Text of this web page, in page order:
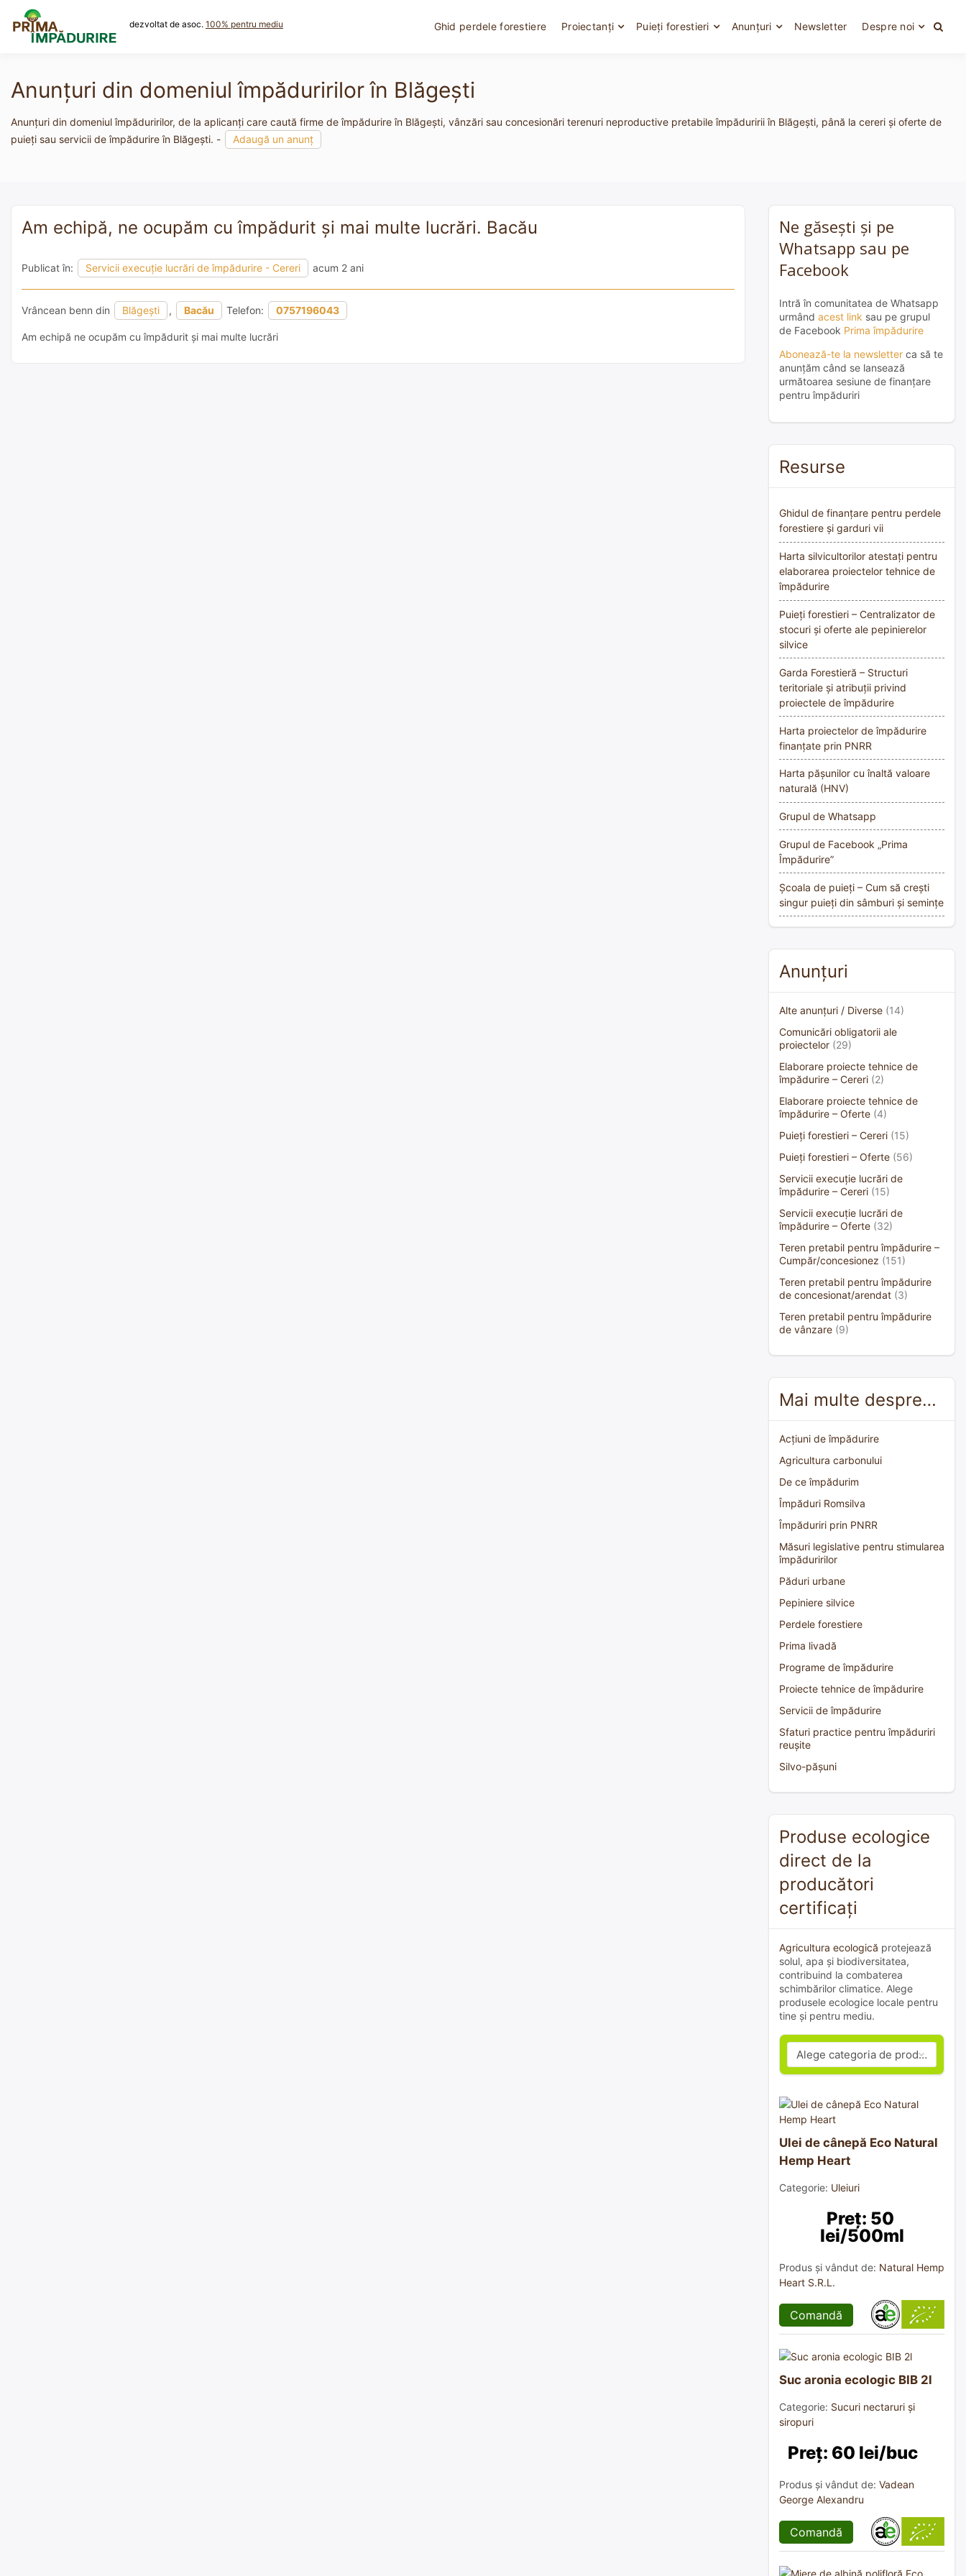
content
dezvoltat de asoc. 100% pentru mediu Ghid perdele forestiere Proiectanți Puieți forestieri Anunțuri Newsletter Despre noi
Anunțuri din domeniul împăduririlor în Blăgești
Anunțuri din domeniul împăduririlor, de la aplicanți care caută firme de împădurire în Blăgești, vânzări sau concesionări terenuri neproductive pretabile împăduririi în Blăgești, până la cereri și oferte de
puieți sau servicii de împădurire în Blăgești. -
Adaugă un anunț
Am echipă, ne ocupăm cu împădurit și mai multe lucrări. Bacău
Publicat în: Servicii execuție lucrări de împădurire - Cereri acum 2 ani
Vrâncean benn din Blăgești , Bacău Telefon: 0757196043
Am echipă ne ocupăm cu împădurit și mai multe lucrări
Ne găsești și pe
Whatsapp sau pe
Facebook
Intră în comunitatea de Whatsapp
urmând acest link sau pe grupul
de Facebook Prima împădurire
Abonează-te la newsletter ca să te
anunțăm când se lansează
următoarea sesiune de finanțare
pentru împăduriri
Resurse
Ghidul de finanțare pentru perdele
forestiere și garduri vii
Harta silvicultorilor atestați pentru
elaborarea proiectelor tehnice de
împădurire
Puieți forestieri – Centralizator de
stocuri și oferte ale pepinierelor
silvice
Garda Forestieră – Structuri
teritoriale și atribuții privind
proiectele de împădurire
Harta proiectelor de împădurire
finanțate prin PNRR
Harta pășunilor cu înaltă valoare
naturală (HNV)
Grupul de Whatsapp
Grupul de Facebook „Prima
Împădurire”
Școala de puieți – Cum să crești
singur puieți din sâmburi și semințe
Anunțuri
Alte anunțuri / Diverse (14)
Comunicări obligatorii ale
proiectelor (29)
Elaborare proiecte tehnice de
împădurire – Cereri (2)
Elaborare proiecte tehnice de
împădurire – Oferte (4)
Puieți forestieri – Cereri (15)
Puieți forestieri – Oferte (56)
Servicii execuție lucrări de
împădurire – Cereri (15)
Servicii execuție lucrări de
împădurire – Oferte (32)
Teren pretabil pentru împădurire –
Cumpăr/concesionez (151)
Teren pretabil pentru împădurire
de concesionat/arendat (3)
Teren pretabil pentru împădurire
de vânzare (9)
Mai multe despre…
Acțiuni de împădurire
Agricultura carbonului
De ce împădurim
Împăduri Romsilva
Împăduriri prin PNRR
Măsuri legislative pentru stimularea
împăduririlor
Păduri urbane
Pepiniere silvice
Perdele forestiere
Prima livadă
Programe de împădurire
Proiecte tehnice de împădurire
Servicii de împădurire
Sfaturi practice pentru împăduriri
reușite
Silvo-pășuni
Produse ecologice
direct de la
producători
certificați
Agricultura ecologică protejează
solul, apa și biodiversitatea,
contribuind la combaterea
schimbărilor climatice. Alege
produsele ecologice locale pentru
tine și pentru mediu.
Ulei de cânepă Eco Natural
Hemp Heart
Categorie: Uleiuri
Preț: 50
lei/500ml
Produs și vândut de: Natural Hemp
Heart S.R.L.
Comandă
Suc aronia ecologic BIB 2l
Categorie: Sucuri nectaruri și
siropuri
Preț: 60 lei/buc
Produs și vândut de: Vadean
George Alexandru
Comandă